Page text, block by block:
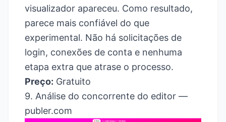
visualizador apareceu. Como resultado,
parece mais confiável do que
experimental. Não há solicitações de
login, conexões de conta e nenhuma
etapa extra que atrase o processo.
Preço: Gratuito
9. Análise do concorrente do editor —
publer.com